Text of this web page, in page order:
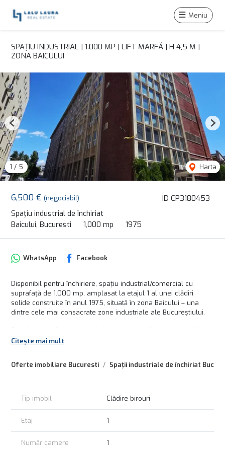
Meniu
SPAȚIU INDUSTRIAL | 1.000 MP | LIFT MARFĂ | H 4,5 M |
ZONA BAICULUI
ID CP3180453
6,500 € (negociabil)
Spațiu industrial de închiriat
Baicului, Bucuresti
1,000 mp 1975
1 / 5 Harta
Previous
Oferte imobiliare Bucuresti Spații industriale de închiriat
WhatsApp Facebook
Disponibil pentru închiriere, spațiu industrial/comercial cu
suprafață de 1.000 mp, amplasat la etajul 1 al unei clădiri
solide construite în anul 1975, situată în zona Baicului – una
dintre cele mai consacrate zone industriale ale Bucureștiului.
de producție ușoară, depozitare, logistică, distribuție, ateliere,
Caracteristici principale:
• Lift de marfă funcțional
• Înălțime liberă: 4,5 m
• Sistem de încălzire prin calorifere
• 4 grupuri sanitare
• Compartimentare flexibilă
Citește mai mult
Tip imobil Clădire birouri
Etaj 1
Număr camere 1